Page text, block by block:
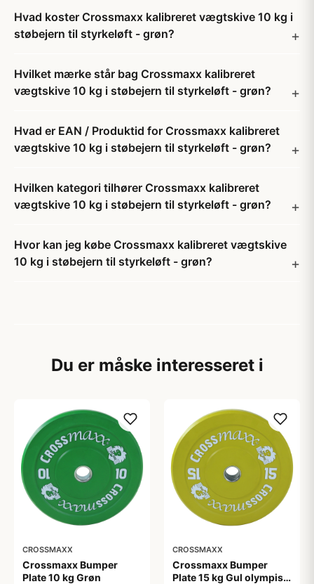
Hvad koster Crossmaxx kalibreret vægtskive 10 kg i
støbejern til styrkeløft - grøn?
Hvilket mærke står bag Crossmaxx kalibreret
vægtskive 10 kg i støbejern til styrkeløft - grøn?
Hvad er EAN / Produktid for Crossmaxx kalibreret
vægtskive 10 kg i støbejern til styrkeløft - grøn?
Hvilken kategori tilhører Crossmaxx kalibreret
vægtskive 10 kg i støbejern til styrkeløft - grøn?
Hvor kan jeg købe Crossmaxx kalibreret vægtskive
10 kg i støbejern til styrkeløft - grøn?
Du er måske interesseret i
CROSSMAXX
Crossmaxx Bumper
Plate 10 kg Grøn
CROSSMAXX
Crossmaxx Bumper
Plate 15 kg Gul olympisk